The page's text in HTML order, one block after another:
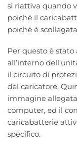
si riattiva quando
poiché il
poiché è
Per questo è
all’interno
il circuito di
del caricatore.
immagine
computer, ed il
caricabatterie
specifico.